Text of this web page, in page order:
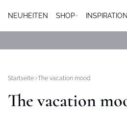
NEUHEITEN SHOP INSPIRATION
Startseite The vacation mood
The vacation